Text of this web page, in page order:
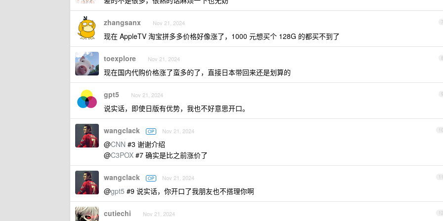
7
zhangsanx Nov 21, 2024
现在 AppleTV 淘宝拼多多价格好像涨了，1000 元想买个 128G 的都买不到了
8
toexplore Nov 21, 2024
现在国内代购价格涨了蛮多的了，直接日本带回来还是划算的
9
gpt5 Nov 21, 2024
说实话，即使日版有优势，我也不好意思开口。
10
wangclack OP Nov 21, 2024
@CNN #3 谢谢介绍
@C3POX #7 确实是比之前涨价了
11
wangclack OP Nov 21, 2024
@gpt5 #9 说实话，你开口了我朋友也不搭理你啊
12
cutiechi Nov 21, 2024